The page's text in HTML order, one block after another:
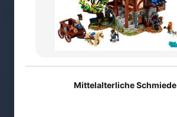
Mittelalterliche Schmiede